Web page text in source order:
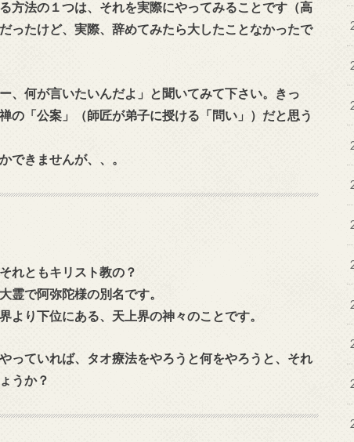
方法の１つは、それを実際にやってみることです（高
ったけど、実際、辞めてみたら大したことなかったで
、何が言いたいんだよ」と聞いてみて下さい。きっ
の「公案」（師匠が弟子に授ける「問い」）だと思う
できませんが、、。
ともキリスト教の？
霊で阿弥陀様の別名です。
り下位にある、天上界の神々のことです。
っていれば、タオ療法をやろうと何をやろうと、それ
ょうか？